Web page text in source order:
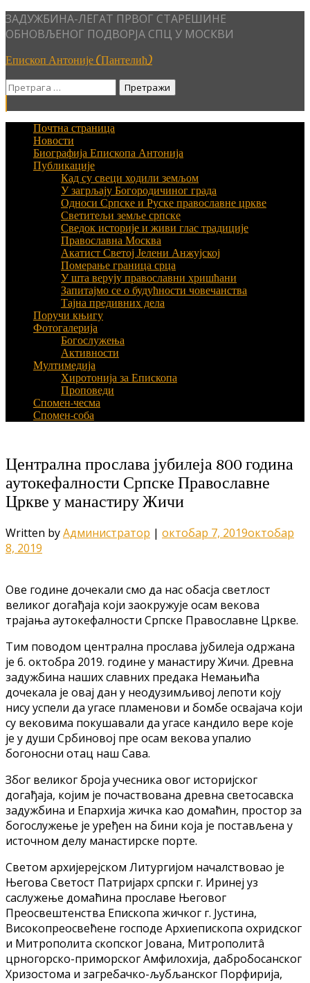
Skip
to
ЗАДУЖБИНА-ЛЕГАТ ПРВОГ СТАРЕШИНЕ
ОБНОВЉЕНОГ ПОДВОРЈА СПЦ У МОСКВИ
Епископ Антоније (Пантелић)
Претрага
Почтна страница
Новости
Биографија Епископа Антонија
Публикације
Кад су свеци ходили земљом
У загрљају Богородичиног града
Односи Српске и Руске православне цркве
Светитељи земље српске
Сведок историје и живи глас традиције
Православна Москва
Акатист Светој Јелени Анжујској
Померање граница срца
У шта верују православни хришћани
Запитајмо се о будућности човечанства
Тајна предивних дела
Поручи књигу
Фотогалерија
Богослужења
Активности
Мултимедија
Хиротонија за Епископа
Проповеди
Спомен-чесма
Спомен-соба
Централна прослава јубилеја 800 година
аутокефалности Српске Православне
Цркве у манастиру Жичи
Written byАдминистратор | октобар 7, 2019октобар
8, 2019
Ове године дочекали смо да нас обасја светлост
великог догађаја који заокружује осам векова
трајања аутокефалности Српске Православне Цркве.
Тим поводом централна прослава јубилеја одржана
је 6. октобра 2019. године у манастиру Жичи. Древна
задужбина наших славних предака Немањића
дочекала је овај дан у неодузимљивој лепоти коју
нису успели да угасе пламенови и бомбе освајача који
су вековима покушавали да угасе кандило вере које
је у души Србиновој пре осам векова упалио
богоносни отац наш Сава.
Због великог броја учесника овог историјског
догађаја, којим је почаствована древна светосавска
задужбина и Епархија жичка као домаћин, простор за
богослужење је уређен на бини која је постављена у
источном делу манастирске порте.
Светом архијерејском Литургијом началствовао је
Његова Светост Патријарх српски г. Иринеј уз
саслужење домаћина прославе Његовог
Преосвештенства Епископа жичког г. Јустина,
Високопреосвећене господе Архиепископа охридског
и Митрополита скопског Јована, Митрополитâ
црногорско-приморског Амфилохија, дабробосанског
Хризостома и загребачко-љубљанског Порфирија,